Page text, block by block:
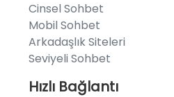
Cinsel Sohbet
Mobil Sohbet
Arkadaşlık Siteleri
Seviyeli Sohbet
Hızlı Bağlantı